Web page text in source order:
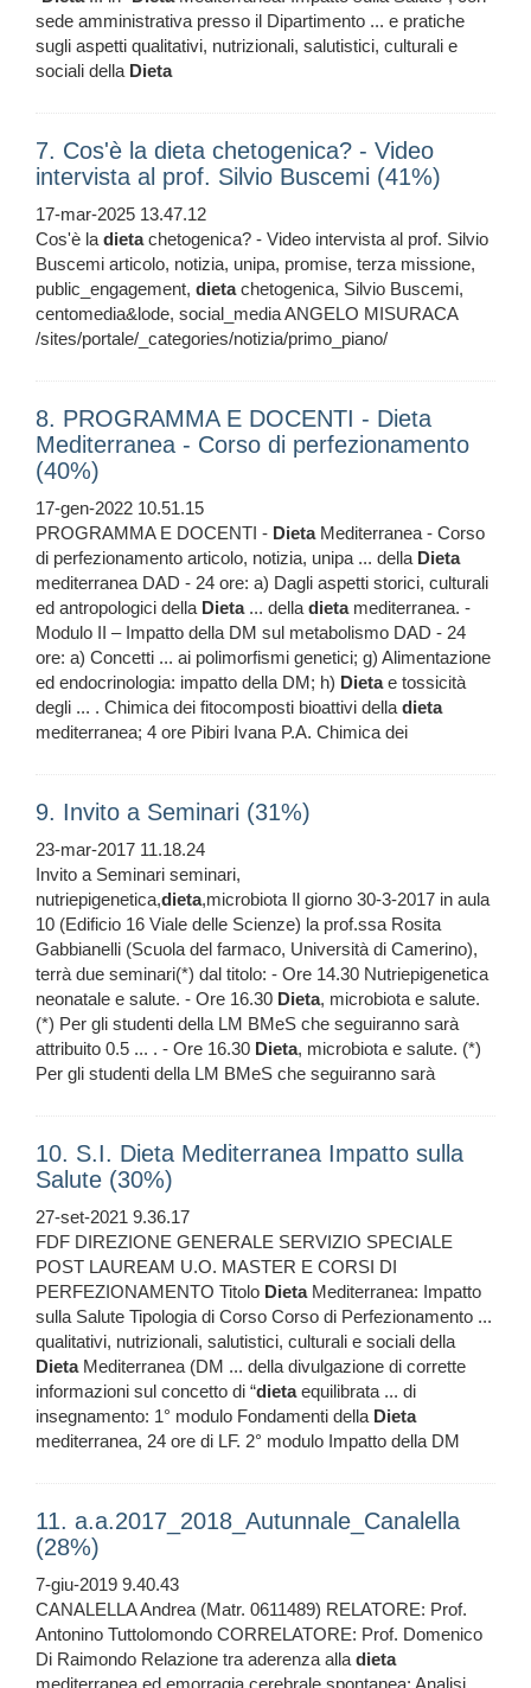
sede amministrativa presso il Dipartimento ... e pratiche
sugli aspetti qualitativi, nutrizionali, salutistici, culturali e
sociali della Dieta
7. Cos'è la dieta chetogenica? - Video
intervista al prof. Silvio Buscemi (41%)
17-mar-2025 13.47.12
Cos'è ladietachetogenica? - Video intervista al prof. Silvio
Buscemi articolo, notizia, unipa, promise, terza missione,
public_engagement, dietachetogenica, Silvio Buscemi,
centomedia&lode, social_media ANGELO MISURACA
/sites/portale/_categories/notizia/primo_piano/
8. PROGRAMMA E DOCENTI - Dieta
Mediterranea - Corso di perfezionamento
(40%)
17-gen-2022 10.51.15
PROGRAMMA E DOCENTI - DietaMediterranea - Corso
di perfezionamento articolo, notizia, unipa ... della Dieta
mediterranea DAD - 24 ore: a) Dagli aspetti storici, culturali
ed antropologici della Dieta... delladietamediterranea. -
Modulo II – Impatto della DM sul metabolismo DAD - 24
ore: a) Concetti ... ai polimorfismi genetici; g) Alimentazione
ed endocrinologia: impatto della DM; h) Dietae tossicità
degli ... . Chimica dei fitocomposti bioattivi delladieta
mediterranea; 4 ore Pibiri Ivana P.A. Chimica dei
9. Invito a Seminari (31%)
23-mar-2017 11.18.24
Invito a Seminari seminari,
nutriepigenetica,dieta,microbiota Il giorno 30-3-2017 in aula
10 (Edificio 16 Viale delle Scienze) la prof.ssa Rosita
Gabbianelli (Scuola del farmaco, Università di Camerino),
terrà due seminari(*) dal titolo: - Ore 14.30 Nutriepigenetica
neonatale e salute. - Ore 16.30 Dieta, microbiota e salute.
(*) Per gli studenti della LM BMeS che seguiranno sarà
attribuito 0.5 ... . - Ore 16.30 Dieta, microbiota e salute. (*)
Per gli studenti della LM BMeS che seguiranno sarà
10. S.I. Dieta Mediterranea Impatto sulla
Salute (30%)
27-set-2021 9.36.17
FDF DIREZIONE GENERALE SERVIZIO SPECIALE
POST LAUREAM U.O. MASTER E CORSI DI
PERFEZIONAMENTO Titolo DietaMediterranea: Impatto
sulla Salute Tipologia di Corso Corso di Perfezionamento ...
qualitativi, nutrizionali, salutistici, culturali e sociali della
DietaMediterranea (DM ... della divulgazione di corrette
informazioni sul concetto di “dietaequilibrata ... di
insegnamento: 1° modulo Fondamenti della Dieta
mediterranea, 24 ore di LF. 2° modulo Impatto della DM
11. a.a.2017_2018_Autunnale_Canalella
(28%)
7-giu-2019 9.40.43
CANALELLA Andrea (Matr. 0611489) RELATORE: Prof.
Antonino Tuttolomondo CORRELATORE: Prof. Domenico
Di Raimondo Relazione tra aderenza alladieta